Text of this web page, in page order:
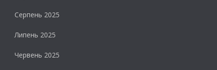
Серпень 2025
Липень 2025
Червень 2025